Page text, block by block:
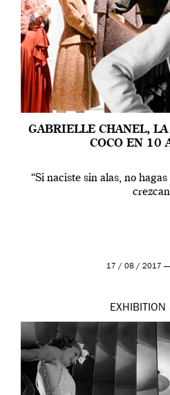
GABRIELLE CHANEL,
COCO EN 10
“Si naciste sin alas, no
17 / 08 / 2017
EXHIBITION